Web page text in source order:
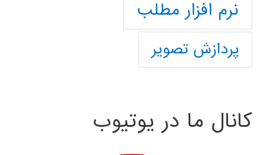
نرم افزار مطلب
پردازش تصویر
کانال ما در یوتیوب